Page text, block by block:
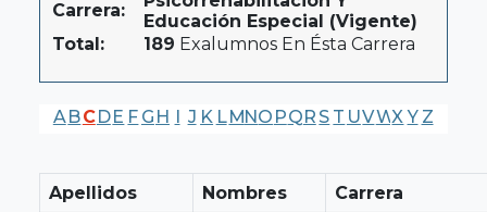
Carrera:
Educación Especial (Vigente)
Total:
189 Exalumnos En Ésta Carrera
A BCDE F G H I J K LMNO PQR S T UVWX Y Z
Apellidos Nombres
Carrera